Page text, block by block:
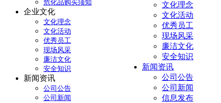
文化理念
文化活动
优秀员工
现场风采
廉洁文化
安全知识
新闻资讯
公司公告
公司新闻
信息发布
危化品购买须知
企业文化
文化理念
文化活动
优秀员工
现场风采
廉洁文化
安全知识
新闻资讯
公司公告
公司新闻